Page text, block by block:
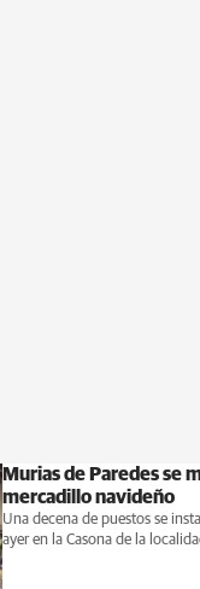
Murias de Paredes se
mercadillo navideño
Una decena de puestos se
ayer en la Casona de la